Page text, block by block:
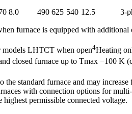
8.0 490 625 540 12.5 3-
furnace is equipped with additional
LHTCT when open4Heating
closed furnace up to Tmax −100 K
the standard furnace and may
with connection options for
highest permissible connected voltage.